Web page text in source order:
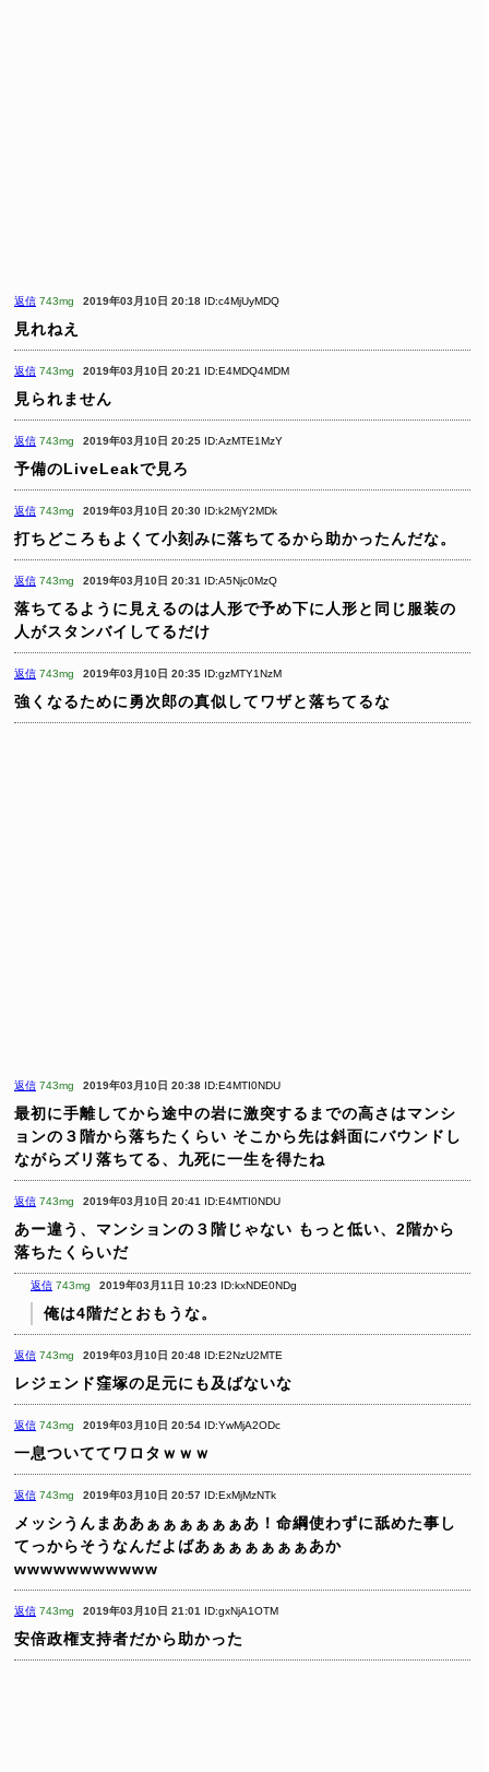
返信 743mg 2019年03月10日 20:18 ID:c4MjUyMDQ
見れねえ
返信 743mg 2019年03月10日 20:21 ID:E4MDQ4MDM
見られません
返信 743mg 2019年03月10日 20:25 ID:AzMTE1MzY
予備のLiveLeakで見ろ
返信 743mg 2019年03月10日 20:30 ID:k2MjY2MDk
打ちどころもよくて小刻みに落ちてるから助かったんだな。
返信 743mg 2019年03月10日 20:31 ID:A5Njc0MzQ
落ちてるように見えるのは人形で予め下に人形と同じ服装の
人がスタンバイしてるだけ
返信 743mg 2019年03月10日 20:35 ID:gzMTY1NzM
強くなるために勇次郎の真似してワザと落ちてるな
返信 743mg 2019年03月10日 20:38 ID:E4MTI0NDU
最初に手離してから途中の岩に激突するまでの高さはマンシ
ョンの３階から落ちたくらい そこから先は斜面にバウンドし
ながらズリ落ちてる、九死に一生を得たね
返信 743mg 2019年03月10日 20:41 ID:E4MTI0NDU
あー違う、マンションの３階じゃない もっと低い、2階から
落ちたくらいだ
返信 743mg 2019年03月11日 10:23 ID:kxNDE0NDg
俺は4階だとおもうな。
返信 743mg 2019年03月10日 20:48 ID:E2NzU2MTE
レジェンド窪塚の足元にも及ばないな
返信 743mg 2019年03月10日 20:54 ID:YwMjA2ODc
一息ついててワロタｗｗｗ
返信 743mg 2019年03月10日 20:57 ID:ExMjMzNTk
メッシうんまああぁぁぁぁぁぁあ！命綱使わずに舐めた事し
てっからそうなんだよばあぁぁぁぁぁぁあか
wwwwwwwwwww
返信 743mg 2019年03月10日 21:01 ID:gxNjA1OTM
安倍政権支持者だから助かった